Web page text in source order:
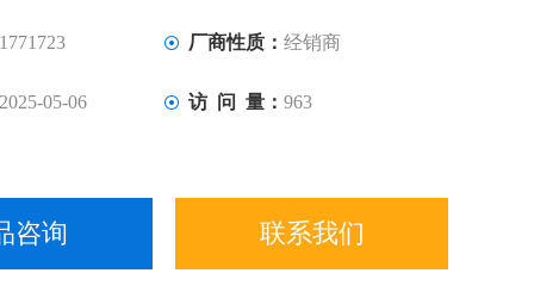
1771723 厂商性质： 经销商
2025-05-06 访 问 量： 963
咨询 联系我们